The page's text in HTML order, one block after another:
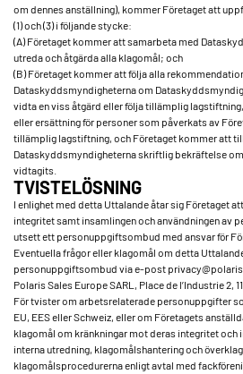
om dennes anställning), kommer Företaget att
(1) och (3) i följande stycke:
(A) Företaget kommer att samarbeta med
utreda och åtgärda alla klagomål; och
(B) Företaget kommer att följa alla
Dataskyddsmyndigheterna om
vidta en viss åtgärd eller följa tillämplig
eller ersättning för personer som påverkats av
tillämplig lagstiftning, och Företaget kommer att
Dataskyddsmyndigheterna skriftlig bekräftelse
vidtagits.
TVISTELÖSNING
I enlighet med detta Uttalande åtar sig Företaget
integritet samt insamlingen och användningen av
utsett ett personuppgiftsombud med ansvar för
Eventuella frågor eller klagomål om detta
personuppgiftsombud via e-post
Polaris Sales Europe SARL, Place de l’Industrie 2,
För tvister om arbetsrelaterade personuppgifter
EU, EES eller Schweiz, eller om Företagets
klagomål om kränkningar mot deras integritet och
interna utredning, klagomålshantering och
klagomålsprocedurerna enligt avtal med